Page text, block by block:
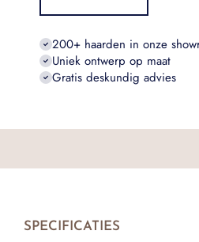
200+ haarden in onze
Uniek ontwerp op maat
Gratis deskundig advies
SPECIFICATIES